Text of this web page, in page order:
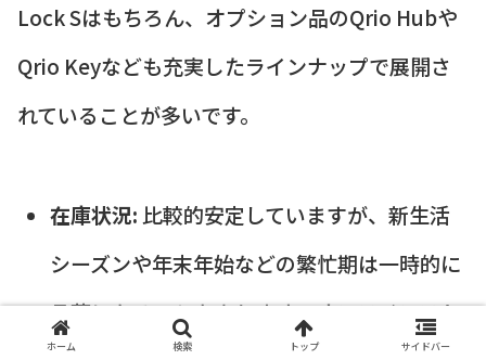
Lock Sはもちろん、オプション品のQrio Hubや
Qrio Keyなども充実したラインナップで展開さ
れていることが多いです。
在庫状況: 比較的安定していますが、新生活
シーズンや年末年始などの繁忙期は一時的に
品薄になることもあります。オンラインスト
ホーム 検索 トップ サイドバー